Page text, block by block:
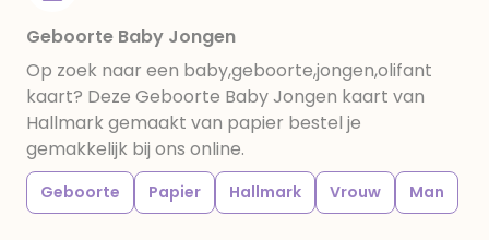
Geboorte Baby Jongen
Op zoek naar een baby,geboorte,jongen,olifant
kaart? Deze Geboorte Baby Jongen kaart van
Hallmark gemaakt van papier bestel je
gemakkelijk bij ons online.
Geboorte Papier Hallmark Vrouw Man